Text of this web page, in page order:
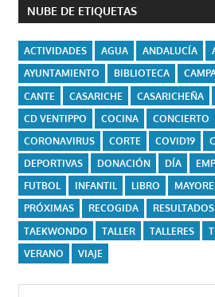
NUBE DE ETIQUETAS
ACTIVIDADES AGUA ANDALUCÍA
AYUNTAMIENTO
BIBLIOTECA
CANTE
CASARICHE CASARICHEÑA
CD VENTIPPO
COCINA CONCIERTO
CORONAVIRUS
CORTE COVID19
DEPORTIVAS
DONACIÓN DÍA
FUTBOL
INFANTIL LIBRO
PRÓXIMAS
RECOGIDA RESULTADOS
TAEKWONDO
TALLER TALLERES
VERANO
VIAJE